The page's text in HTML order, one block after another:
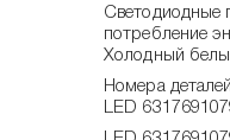
Светодиодные
потребление
Холодный
Номера
LED